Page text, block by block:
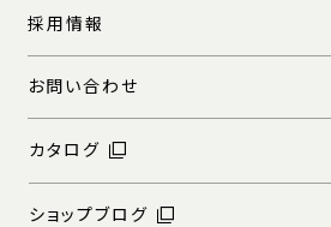
採用情報
お問い合わせ
カタログ
ショップブログ